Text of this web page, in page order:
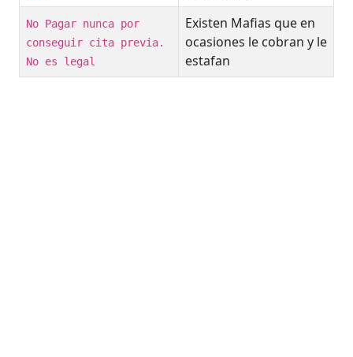
No Pagar nunca por
conseguir cita previa.
No es legal
Existen Mafias que en
ocasiones le cobran y le
estafan